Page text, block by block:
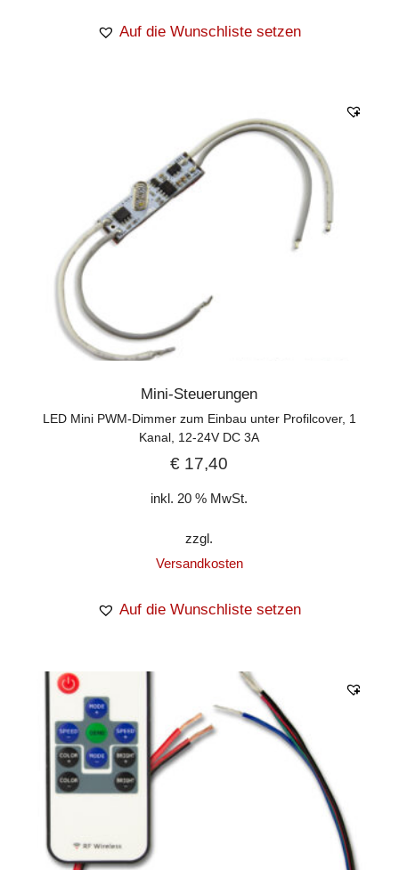
Auf die Wunschliste setzen
Mini-Steuerungen
LED Mini PWM-Dimmer zum Einbau unter Profilcover, 1
Kanal, 12-24V DC 3A
€ 17,40
inkl. 20 % MwSt.
zzgl.
Versandkosten
Auf die Wunschliste setzen